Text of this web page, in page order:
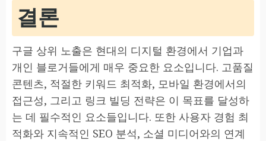
결론
구글 상위 노출은 현대의 디지털 환경에서 기업과
개인 블로거들에게 매우 중요한 요소입니다. 고품질
콘텐츠, 적절한 키워드 최적화, 모바일 환경에서의
접근성, 그리고 링크 빌딩 전략은 이 목표를 달성하
는 데 필수적인 요소들입니다. 또한 사용자 경험 최
적화와 지속적인 SEO 분석, 소셜 미디어와의 연계